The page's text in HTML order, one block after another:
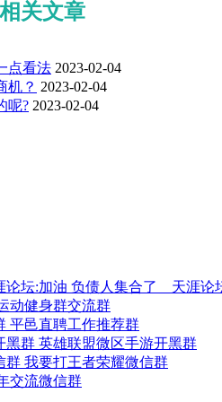
关文章
点看法 2023-02-04
机？ 2023-02-04
呢? 2023-02-04
负债人集合了＿天涯论
动健身群交流群
平邑直聘工作推荐群
英雄联盟微区手游开黑群
我要打王者荣耀微信群
交流微信群